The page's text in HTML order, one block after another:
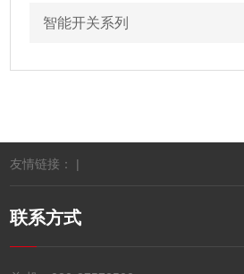
智能开关系列
友情链接： |
联系方式